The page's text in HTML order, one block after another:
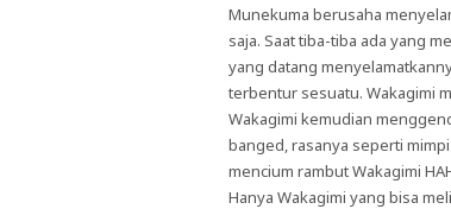
Munekuma berusaha
saja. Saat tiba-tiba ada yang
yang datang
terbentur sesuatu. Wakagimi
Wakagimi kemudian
banged, rasanya seperti
mencium rambut Wakagimi
Hanya Wakagimi yang bisa